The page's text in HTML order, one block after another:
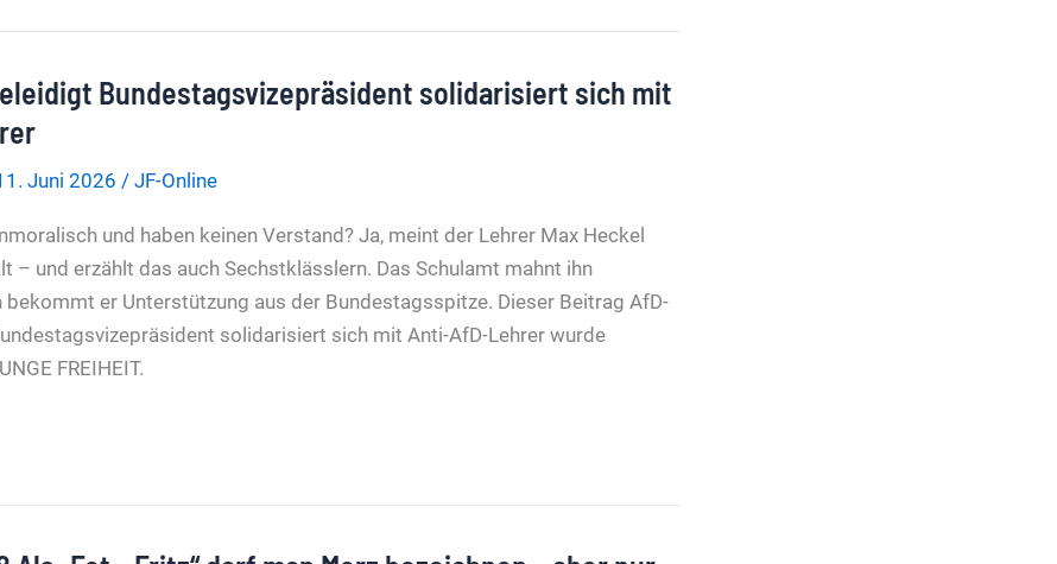
Bundestagsvizepräsident solidarisiert sich mit
Juni 2026 / JF-Online
und haben keinen Verstand? Ja, meint der Lehrer Max Heckel
– und erzählt das auch Sechstklässlern. Das Schulamt mahnt ihn
bekommt er Unterstützung aus der Bundestagsspitze. Dieser Beitrag AfD-
solidarisiert sich mit Anti-AfD-Lehrer wurde
FREIHEIT.